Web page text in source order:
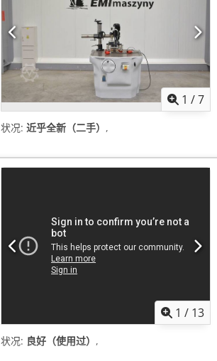
1 /7
状况: 近乎全新（二手） ,
1 / 13
状况: 良好（使用过） ,